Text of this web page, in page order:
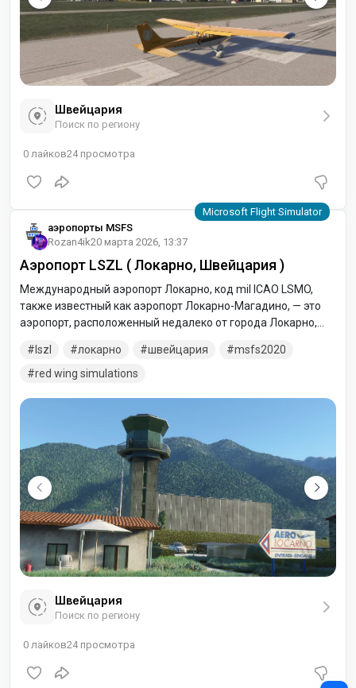
Швейцария
Поиск по региону
0 лайков24просмотра
аэропорты MSFS
Rozan4ik20 марта 2026, 13:37
Аэропорт LSZL ( Локарно, Швейцария )
Международный аэропорт Локарно, код mil ICAO LSMO,
также известный как аэропорт Локарно-Магадино, — это
аэропорт, расположенный недалеко от города Локарно,
военный аэропорт.
lszl локарно швейцария
msfs2020
red wing simulations
Швейцария
Поиск по региону
0 лайков24просмотра